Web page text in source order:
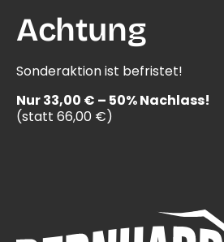
Achtung
Sonderaktion ist befristet!
Nur 33,00 € – 50% Nachlass!
(statt 66,00 €)